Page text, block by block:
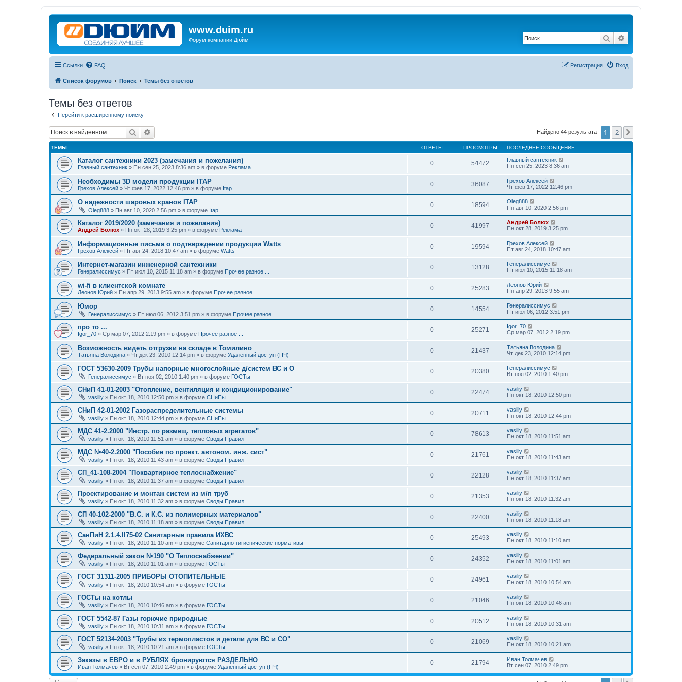
www.duim.ru
Форум компании Дюйм Поиск
Ссылки FAQ Вход
Регистрация
Список форумов Поиск Темы без ответов
Темы без ответов
Перейти к расширенному поиску
Поиск Найдено 44 результата 1 2
ТЕМЫ ОТВЕТЫ ПРОСМОТРЫ ПОСЛЕДНЕЕ СООБЩЕНИЕ
Каталог сантехники 2023 (замечания и пожелания)
Главный сантехник » Пн сен 25, 2023 8:36 am » в форуме Реклама
0 54472
Главный сантехник
Пн сен 25, 2023 8:36 am
Необходимы 3D модели продукции ITAP
Грехов Алексей » Чт фев 17, 2022 12:46 pm » в форуме Itap
0 36087
Грехов Алексей
Чт фев 17, 2022 12:46 pm
О надежности шаровых кранов ITAP
Oleg888 » Пн авг 10, 2020 2:56 pm » в форуме Itap
0 18594
Oleg888
Пн авг 10, 2020 2:56 pm
Каталог 2019/2020 (замечания и пожелания)
Андрей Болюх » Пн окт 28, 2019 3:25 pm » в форуме Реклама
0 41997
Андрей Болюх
Пн окт 28, 2019 3:25 pm
Информационные письма о подтверждении продукции Watts
Грехов Алексей » Пт авг 24, 2018 10:47 am » в форуме Watts
0 19594
Грехов Алексей
Пт авг 24, 2018 10:47 am
Интернет-магазин инженерной сантехники
Генералиссимус » Пт июл 10, 2015 11:18 am » в форуме Прочее разное ...
0 13128
Генералиссимус
Пт июл 10, 2015 11:18 am
wi-fi в клиентской комнате
Леонов Юрий » Пн апр 29, 2013 9:55 am » в форуме Прочее разное ...
0 25283
Леонов Юрий
Пн апр 29, 2013 9:55 am
Юмор
Генералиссимус » Пт июл 06, 2012 3:51 pm » в форуме Прочее разное ...
0 14554
Генералиссимус
Пт июл 06, 2012 3:51 pm
про то ...
Igor_70 » Ср мар 07, 2012 2:19 pm » в форуме Прочее разное ...
0 25271
Igor_70
Ср мар 07, 2012 2:19 pm
Возможность видеть отгрузки на складе в Томилино
Татьяна Володина » Чт дек 23, 2010 12:14 pm » в форуме Удаленный доступ (ПЧ)
0 21437
Татьяна Володина
Чт дек 23, 2010 12:14 pm
ГОСТ 53630-2009 Трубы напорные многослойные д/систем ВС и О
Генералиссимус » Вт ноя 02, 2010 1:40 pm » в форуме ГОСТы
0 20380
Генералиссимус
Вт ноя 02, 2010 1:40 pm
СНиП 41-01-2003 "Отопление, вентиляция и кондиционирование"
vasiliy » Пн окт 18, 2010 12:50 pm » в форуме СНиПы
0 22474
vasiliy
Пн окт 18, 2010 12:50 pm
СНиП 42-01-2002 Газораспределительные системы
vasiliy » Пн окт 18, 2010 12:44 pm » в форуме СНиПы
0 20711
vasiliy
Пн окт 18, 2010 12:44 pm
МДС 41-2.2000 "Инстр. по размещ. тепловых агрегатов"
vasiliy » Пн окт 18, 2010 11:51 am » в форуме Своды Правил
0 78613
vasiliy
Пн окт 18, 2010 11:51 am
МДС №40-2.2000 "Пособие по проект. автоном. инж. сист"
vasiliy » Пн окт 18, 2010 11:43 am » в форуме Своды Правил
0 21761
vasiliy
Пн окт 18, 2010 11:43 am
СП_41-108-2004 "Поквартирное теплоснабжение"
vasiliy » Пн окт 18, 2010 11:37 am » в форуме Своды Правил
0 22128
vasiliy
Пн окт 18, 2010 11:37 am
Проектирование и монтаж систем из м/п труб
vasiliy » Пн окт 18, 2010 11:32 am » в форуме Своды Правил
0 21353
vasiliy
Пн окт 18, 2010 11:32 am
СП 40-102-2000 "В.С. и К.С. из полимерных материалов"
vasiliy » Пн окт 18, 2010 11:18 am » в форуме Своды Правил
0 22400
vasiliy
Пн окт 18, 2010 11:18 am
СанПиН 2.1.4.II75-02 Санитарные правила ИХВС
vasiliy » Пн окт 18, 2010 11:10 am » в форуме Санитарно-гигиенические нормативы
0 25493
vasiliy
Пн окт 18, 2010 11:10 am
Федеральный закон №190 "О Теплоснабжении"
vasiliy » Пн окт 18, 2010 11:01 am » в форуме ГОСТы
0 24352
vasiliy
Пн окт 18, 2010 11:01 am
ГОСТ 31311-2005 ПРИБОРЫ ОТОПИТЕЛЬНЫЕ
vasiliy » Пн окт 18, 2010 10:54 am » в форуме ГОСТы
0 24961
vasiliy
Пн окт 18, 2010 10:54 am
ГОСТы на котлы
vasiliy » Пн окт 18, 2010 10:46 am » в форуме ГОСТы
0 21046
vasiliy
Пн окт 18, 2010 10:46 am
ГОСТ 5542-87 Газы горючие природные
vasiliy » Пн окт 18, 2010 10:31 am » в форуме ГОСТы
0 20512
vasiliy
Пн окт 18, 2010 10:31 am
ГОСТ 52134-2003 "Трубы из термопластов и детали для ВС и СО"
vasiliy » Пн окт 18, 2010 10:21 am » в форуме ГОСТы
0 21069
vasiliy
Пн окт 18, 2010 10:21 am
Заказы в ЕВРО и в РУБЛЯХ бронируются РАЗДЕЛЬНО
Иван Толмачев » Вт сен 07, 2010 2:49 pm » в форуме Удаленный доступ (ПЧ)
0 21794
Иван Толмачев
Вт сен 07, 2010 2:49 pm